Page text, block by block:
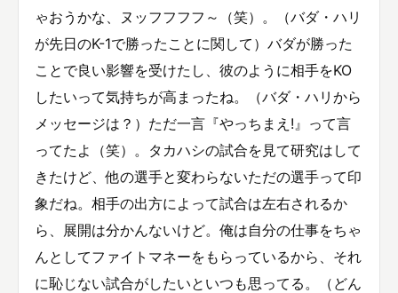
ゃおうかな、ヌッフフフフ～（笑）。（バダ・ハリ
が先日のK-1で勝ったことに関して）バダが勝った
ことで良い影響を受けたし、彼のように相手をKO
したいって気持ちが高まったね。（バダ・ハリから
メッセージは？）ただ一言『やっちまえ!』って言
ってたよ（笑）。タカハシの試合を見て研究はして
きたけど、他の選手と変わらないただの選手って印
象だね。相手の出方によって試合は左右されるか
ら、展開は分かんないけど。俺は自分の仕事をちゃ
んとしてファイトマネーをもらっているから、それ
に恥じない試合がしたいといつも思ってる。（どん